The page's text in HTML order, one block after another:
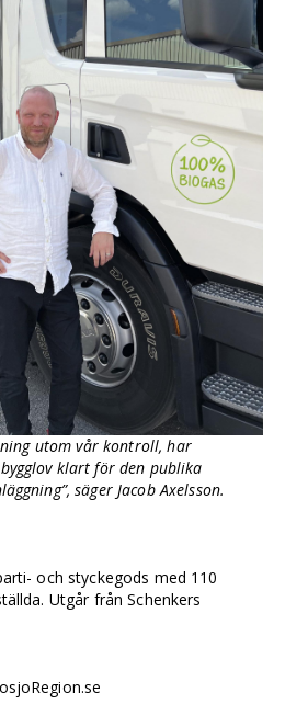
utom vår kontroll, har
klart för den publika
säger Jacob Axelsson.
och styckegods med 110
Utgår från Schenkers